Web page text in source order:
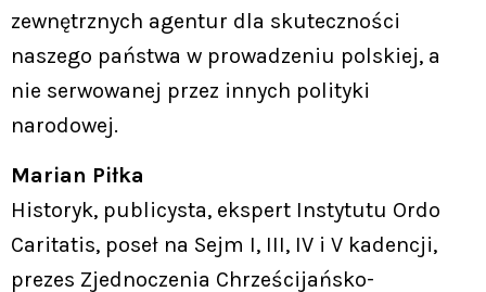
zewnętrznych agentur dla skuteczności
naszego państwa w prowadzeniu polskiej, a
nie serwowanej przez innych polityki
narodowej.
Marian Piłka
Historyk, publicysta, ekspert Instytutu Ordo
Caritatis, poseł na Sejm I, III, IV i V kadencji,
prezes Zjednoczenia Chrześcijańsko-